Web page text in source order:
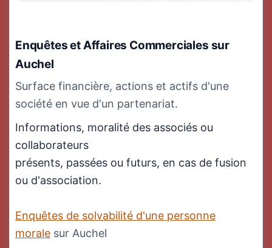
Enquêtes et Affaires Commerciales sur
Auchel
Surface financière, actions et actifs d'une
société en vue d'un partenariat.
Informations, moralité des associés ou
collaborateurs
présents, passées ou futurs, en cas de fusion
ou d'association.
Enquêtes de solvabilité d'une personne
morale sur Auchel